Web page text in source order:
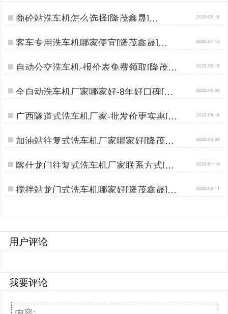
商砼站洗车机怎么选择[隆茂鑫晟]… 2023-02-16
客车专用洗车机哪家便宜[隆茂鑫晟]… 2022-07-15
自动公交洗车机-报价表免费领取[隆茂鑫
晟]…
2022-05-19
全自动洗车机厂家哪家好-8年好口碑[隆
茂鑫晟]…
2022-05-20
广西隧道式洗车机厂家-批发价更实惠[隆
茂鑫晟]…
2022-08-18
加油站往复式洗车机厂家哪家好[隆茂鑫
晟]…
2022-06-29
喀什龙门往复式洗车机厂家联系方式[隆
茂鑫晟]…
2023-01-14
搅拌站龙门式洗车机哪家好[隆茂鑫晟]… 2022-06-11
用户评论
我要评论